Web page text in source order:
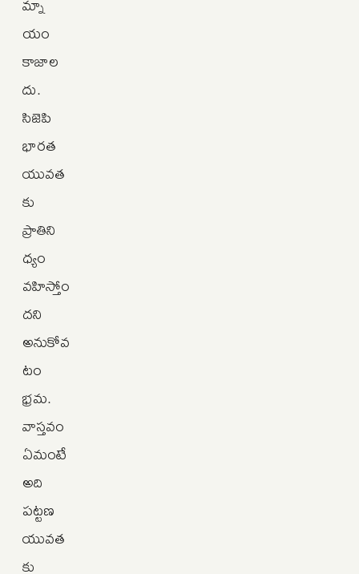
యం
కాజాల
దు.
సిజెపి
భారత
యువత
కు
ప్రాతిని
ధ్యం
వహిస్తోం
దని
అనుకోవ
టం
భ్రమ.
వాస్తవం
ఏమంటే
అది
పట్టణ
యువత
కు